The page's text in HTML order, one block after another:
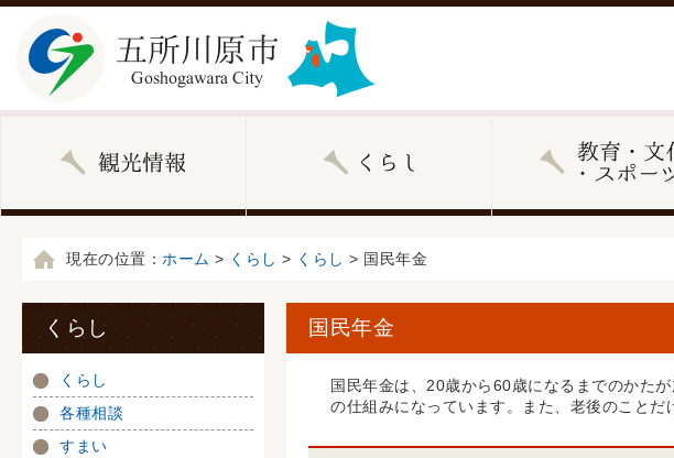
現在の位置： ホーム > くらし > くらし > 国民年金
国民年金
国民年金は、20歳から60歳になるまでのかた
の仕組みになっています。また、老後のことだ
くらし
くらし
各種相談
すまい